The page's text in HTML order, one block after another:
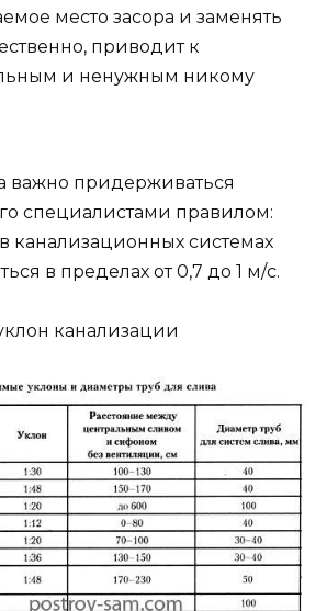
место засора и заменять
приводит к
и ненужным никому
важно придерживаться
специалистами правилом:
канализационных системах
в пределах от 0,7 до 1 м/с.
канализации